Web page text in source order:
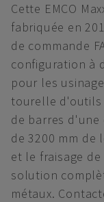
Cette EMCO
fabriquée en
de commande
configuration à
pour les
tourelle d'outils
de barres d'une
de 3200 mm
et le fraisage
solution
métaux.